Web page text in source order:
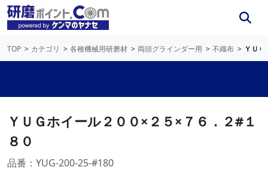
TOP カテゴリ 各種機械用研磨材 両頭グラインダー用 不織布 ＹＵ
ＹＵＧホイール２００×２５×７６．２#１
８０
品番：YUG-200-25-#180